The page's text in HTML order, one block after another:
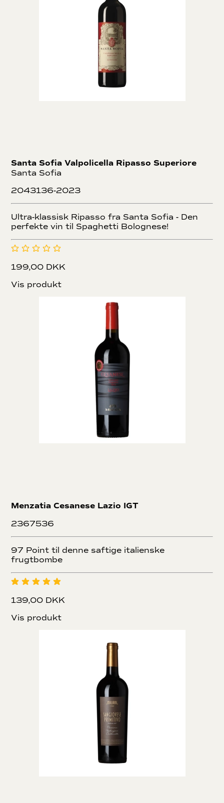
Santa Sofia Valpolicella Ripasso Superiore
Santa Sofia
2043136-2023
Ultra-klassisk Ripasso fra Santa Sofia - Den
perfekte vin til Spaghetti Bolognese!
199,00 DKK
Vis produkt
Menzatia Cesanese Lazio IGT
2367536
97 Point til denne saftige italienske
frugtbombe
139,00 DKK
Vis produkt